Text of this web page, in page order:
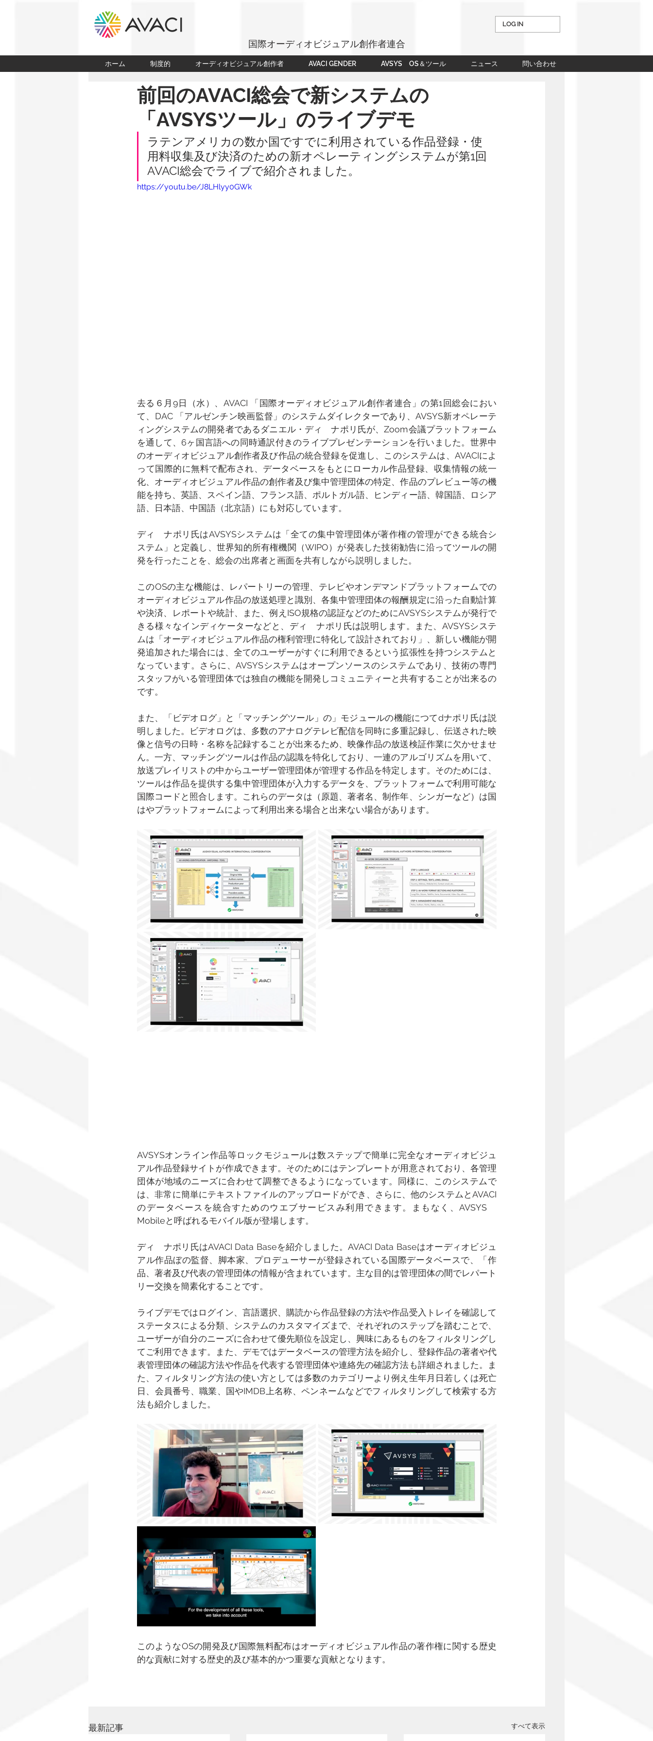
LOG IN
国際オーディオビジュアル創作者連合
ホーム 制度的 オーディオビジュアル創作者 AVACI GENDER AVSYS OS＆ツール ニュース 問い合わせ
前回のAVACI総会で新システムの
「AVSYSツール」のライブデモ
ラテンアメリカの数か国ですでに利用されている作品登録・使
用料収集及び決済のための新オペレーティングシステムが第1回
AVACI総会でライブで紹介されました。
https://youtu.be/J8LHlyy0GWk
去る６月9日（水）、AVACI 「国際オーディオビジュアル創作者連合」の第1回総会におい
て、DAC 「アルゼンチン映画監督」のシステムダイレクターであり、AVSYS新オペレーテ
ィングシステムの開発者であるダニエル・ディ　ナポリ氏が、Zoom会議プラットフォーム
を通して、6ヶ国言語への同時通訳付きのライブプレゼンテーションを行いました。世界中
のオーディオビジュアル創作者及び作品の統合登録を促進し、このシステムは、AVACIによ
って国際的に無料で配布され、データベースをもとにローカル作品登録、収集情報の統一
化、オーディオビジュアル作品の創作者及び集中管理団体の特定、作品のプレビュー等の機
能を持ち、英語、スペイン語、フランス語、ポルトガル語、ヒンディー語、韓国語、ロシア
語、日本語、中国語（北京語）にも対応しています。
ディ　ナポリ氏はAVSYSシステムは「全ての集中管理団体が著作権の管理ができる統合シ
ステム」と定義し、世界知的所有権機関（WIPO）が発表した技術勧告に沿ってツールの開
発を行ったことを、総会の出席者と画面を共有しながら説明しました。
このOSの主な機能は、レパートリーの管理、テレビやオンデマンドプラットフォームでの
オーディオビジュアル作品の放送処理と識別、各集中管理団体の報酬規定に沿った自動計算
や決済、レポートや統計、また、例えISO規格の認証などのためにAVSYSシステムが発行で
きる様々なインディケーターなどと、ディ　ナポリ氏は説明します。また、AVSYSシステ
ムは「オーディオビジュアル作品の権利管理に特化して設計されており」、新しい機能が開
発追加された場合には、全てのユーザーがすぐに利用できるという拡張性を持つシステムと
なっています。さらに、AVSYSシステムはオープンソースのシステムであり、技術の専門
スタッフがいる管理団体では独自の機能を開発しコミュニティーと共有することが出来るの
です。
また、「ビデオログ」と「マッチングツール」の」モジュールの機能につてdナポリ氏は説
明しました。ビデオログは、多数のアナログテレビ配信を同時に多重記録し、伝送された映
像と信号の日時・名称を記録することが出来るため、映像作品の放送検証作業に欠かせませ
ん。一方、マッチングツールは作品の認識を特化しており、一連のアルゴリズムを用いて、
放送プレイリストの中からユーザー管理団体が管理する作品を特定します。そのためには、
ツールは作品を提供する集中管理団体が入力するデータを、プラットフォームで利用可能な
国際コードと照合します。これらのデータは（原題、著者名、制作年、シンガーなど）は国
はやプラットフォームによって利用出来る場合と出来ない場合があります。
AVSYSオンライン作品等ロックモジュールは数ステップで簡単に完全なオーディオビジュ
アル作品登録サイトが作成できます。そのためにはテンプレートが用意されており、各管理
団体が地域のニーズに合わせて調整できるようになっています。同様に、このシステムで
は、非常に簡単にテキストファイルのアップロードができ、さらに、他のシステムとAVACI
のデータベースを統合すためのウエブサービスみ利用できます。まもなく、AVSYS
Mobileと呼ばれるモバイル版が登場します。
ディ　ナポリ氏はAVACI Data Baseを紹介しました。AVACI Data Baseはオーディオビジュ
アル作品ぼの監督、脚本家、プロデューサーが登録されている国際データベースで、「作
品、著者及び代表の管理団体の情報が含まれています。主な目的は管理団体の間でレパート
リー交換を簡素化することです。
ライブデモではログイン、言語選択、購読から作品登録の方法や作品受入トレイを確認して
ステータスによる分類、システムのカスタマイズまで、それぞれのステップを踏むことで、
ユーザーが自分のニーズに合わせて優先順位を設定し、興味にあるものをフィルタリングし
てご利用できます。また、デモではデータベースの管理方法を紹介し、登録作品の著者や代
表管理団体の確認方法や作品を代表する管理団体や連絡先の確認方法も詳細されました。ま
た、フィルタリング方法の使い方としては多数のカテゴリーより例え生年月日若しくは死亡
日、会員番号、職業、国やIMDB上名称、ペンネームなどでフィルタリングして検索する方
法も紹介しました。
このようなOSの開発及び国際無料配布はオーディオビジュアル作品の著作権に関する歴史
的な貢献に対する歴史的及び基本的かつ重要な貢献となります。
最新記事 すべて表示